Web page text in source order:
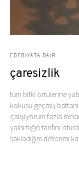
EDEBIYATA DAIR
çaresizlik
tüm bitki örtülerine
kokusu geçmiş
çalışıyorum.fazla
yalnızlığın tarifini
sakladığım defterimi